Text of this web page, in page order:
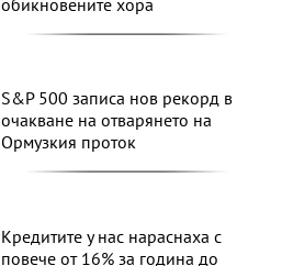
S&P 500 записа нов рекорд в
очакване на отварянето на
Ормузкия проток
Кредитите у нас нараснаха с
повече от 16% за година до